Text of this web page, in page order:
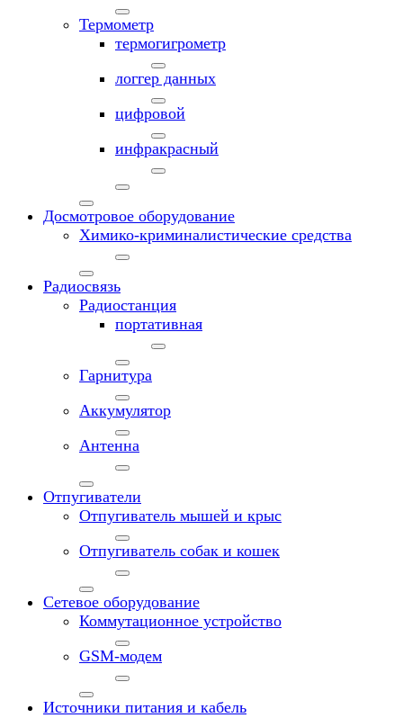
Термометр
термогигрометр
логгер данных
цифровой
инфракрасный
Досмотровое оборудование
Химико-криминалистические средства
Радиосвязь
Радиостанция
портативная
Гарнитура
Аккумулятор
Антенна
Отпугиватели
Отпугиватель мышей и крыс
Отпугиватель собак и кошек
Сетевое оборудование
Коммутационное устройство
GSM-модем
Источники питания и кабель